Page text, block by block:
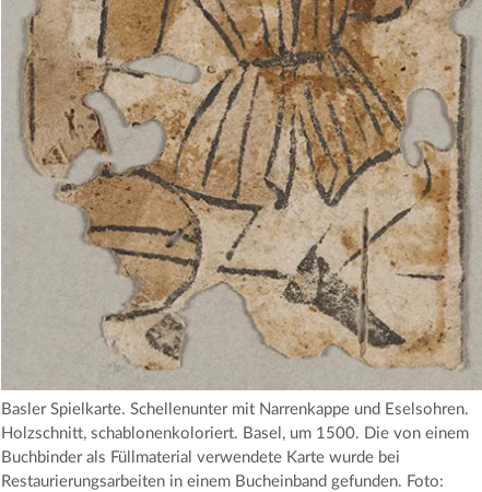
Basler Spielkarte. Schellenunter mit Narrenkappe und Eselsohren.
Holzschnitt, schablonenkoloriert. Basel, um 1500. Die von einem
Buchbinder als Füllmaterial verwendete Karte wurde bei
Restaurierungsarbeiten in einem Bucheinband gefunden. Foto: